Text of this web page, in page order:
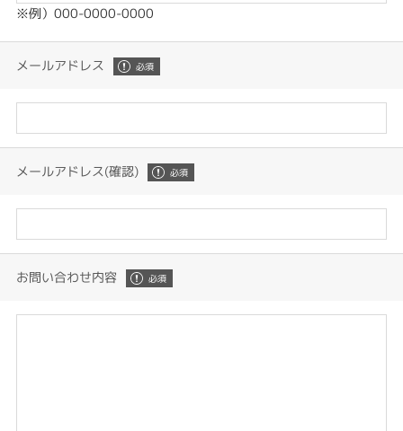
※例）000-0000-0000
メールアドレス
メールアドレス(確認)
お問い合わせ内容